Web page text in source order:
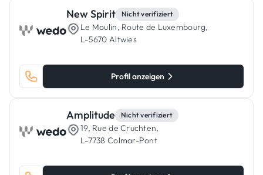
New Spirit Nicht verifiziert
Le Moulin, Route de Luxembourg,
L-5670 Altwies
Profil anzeigen
Amplitude Nicht verifiziert
19, Rue de Cruchten,
L-7738 Colmar-Pont